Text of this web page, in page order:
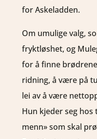
for Askeladden.
Om umulige valg,
fryktløshet, og
for å finne
ridning, å være på
lei av å være
Hun kjeder seg hos
menn» som skal